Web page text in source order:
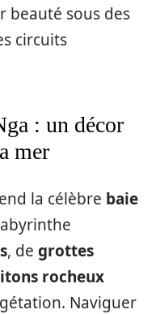
beauté sous des
circuits
: un décor
mer
la célèbre baie
, de grottes
rocheux
Naviguer